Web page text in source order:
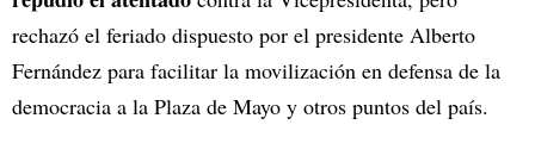
rechazó el feriado dispuesto por el presidente Alberto
Fernández para facilitar la movilización en defensa de la
democracia a la Plaza de Mayo y otros puntos del país.